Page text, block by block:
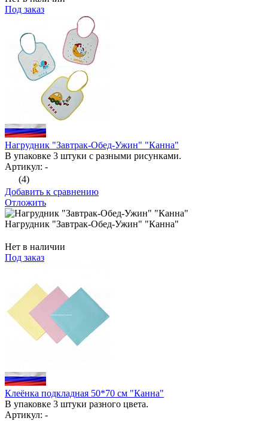
Под заказ
Нагрудник "Завтрак-Обед-Ужин" "Канна"
В упаковке 3 штуки с разными рисунками.
Артикул: -
(4)
Добавить к сравнению
Отложить
Нагрудник "Завтрак-Обед-Ужин" "Канна"
Нет в наличии
Под заказ
Клеёнка подкладная 50*70 см "Канна"
В упаковке 3 штуки разного цвета.
Артикул: -